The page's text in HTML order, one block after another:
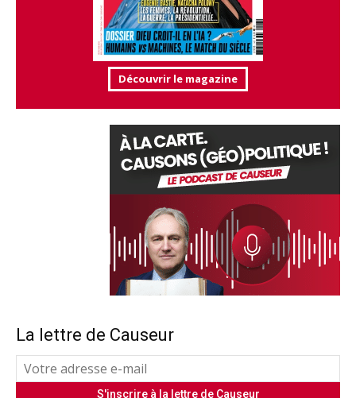
Découvrir le magazine
La lettre de Causeur